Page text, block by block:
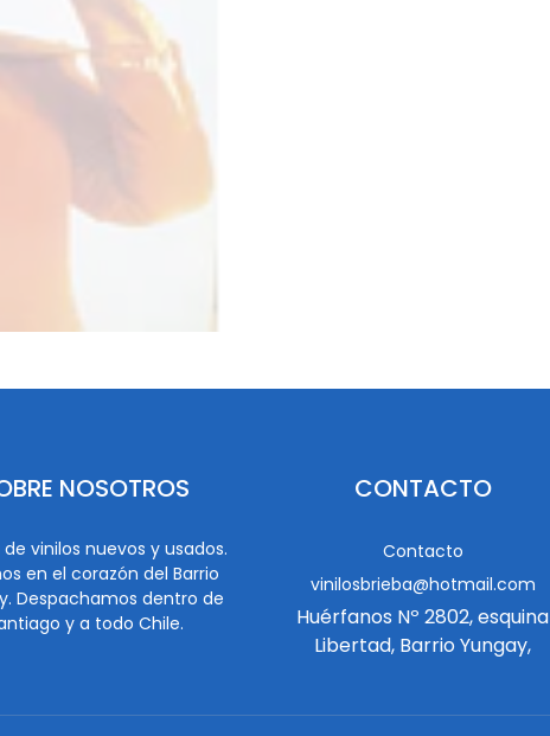
NOSOTROS
vinilos nuevos y usados.
en el corazón del Barrio
Despachamos dentro de
y a todo Chile.
CONTACTO
Contacto
vinilosbrieba@hotmail.com
Huérfanos Nº 2802, esquina
Libertad, Barrio Yungay,